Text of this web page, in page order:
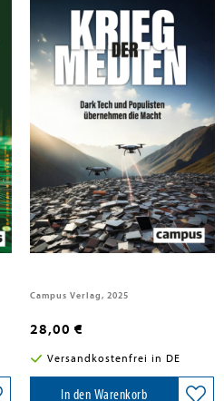
Andree, Martin
Krieg der Medien
Campus Verlag, 2025
28,00 €
Versandkostenfrei in DE
In den Warenkorb